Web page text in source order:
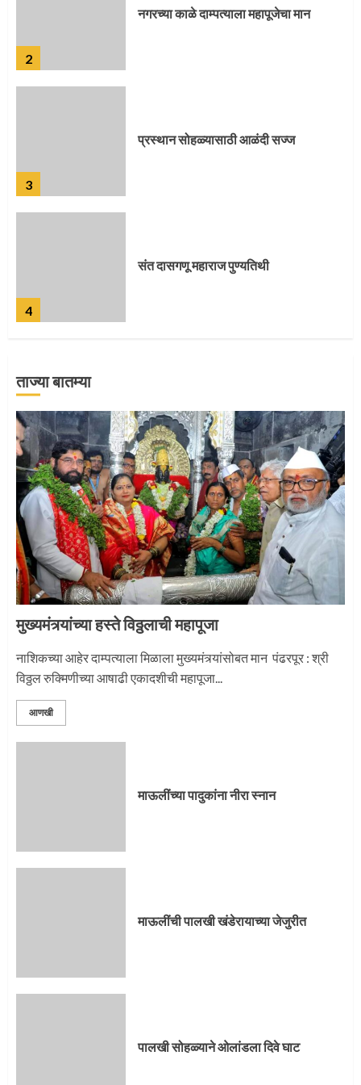
3
प्रस्थान सोहळ्यासाठी आळंदी सज्ज
4
संत दासगणू महाराज पुण्यतिथी
5
जवानाला मिळाला महापूजेचा मान
1
2
नगरच्या काळे दाम्पत्याला महापूजेचा मान
3
ताज्या बातम्या
मुख्यमंत्र्यांच्या हस्ते विठ्ठलाची महापूजा
नाशिकच्या आहेर दाम्पत्याला मिळाला मुख्यमंत्र्यांसोबत मान पंढरपूर : श्री
विठ्ठल रुक्मिणीच्या आषाढी एकादशीची महापूजा...
आणखी
माऊलींच्या पादुकांना नीरा स्नान
माऊलींची पालखी खंडेरायाच्या जेजुरीत
पालखी सोहळ्याने ओलांडला दिवे घाट